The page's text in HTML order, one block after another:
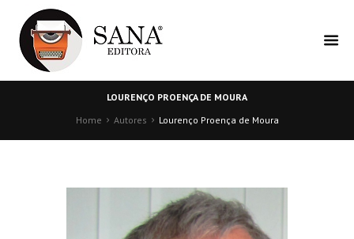
LOURENÇO PROENÇA DE MOURA
Home
Autores Lourenço Proença de Moura